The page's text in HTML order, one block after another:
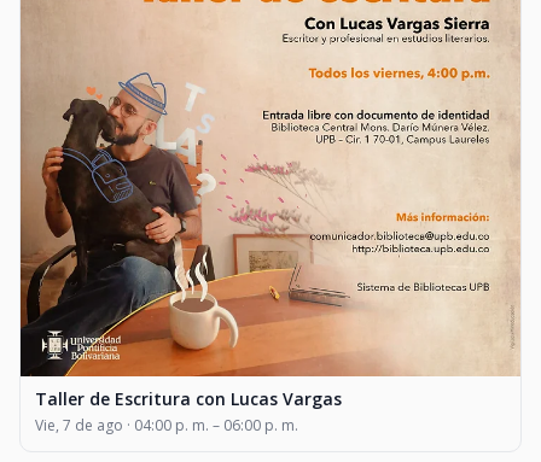
Taller de Escritura con Lucas Vargas
Vie, 7 de ago · 04:00 p. m. – 06:00 p. m.